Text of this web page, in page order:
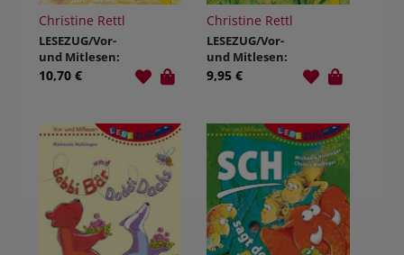
Christine Rettl
LESEZUG/Vor-
und Mitlesen:
Katzenbabys
10,70 €
Christine Rettl
LESEZUG/Vor-
und Mitlesen:
Goldene Flügel
9,95 €